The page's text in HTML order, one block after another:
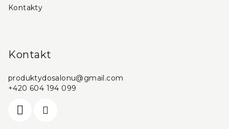
Kontakty
Kontakt
produktydosalonu@gmail.com
+420 604 194 099